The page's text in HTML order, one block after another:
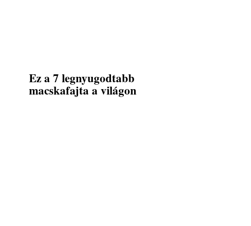
Ez a 7 legnyugodtabb
macskafajta a világon